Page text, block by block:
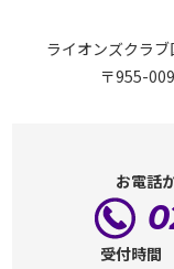
ライオンズクラ
〒955-
お電話
受付時間